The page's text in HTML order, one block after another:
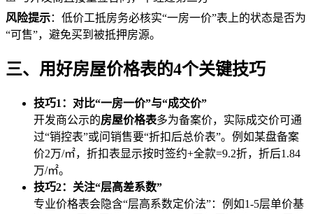
风险提示：低价工抵房务必核实“一房一价”表上的状态是否为
“可售”，避免买到被抵押房源。
三、用好房屋价格表的4个关键技巧
技巧1：对比“一房一价”与“成交价”
开发商公示的房屋价格表多为备案价，实际成交价可通
过“销控表”或问销售要“折扣后总价表”。例如某盘备案
价2万/㎡，折扣表显示按时签约+全款=9.2折，折后1.84
万/㎡。
技巧2：关注“层高差系数”
专业价格表会隐含“层高系数定价法”：例如1-5层单价基